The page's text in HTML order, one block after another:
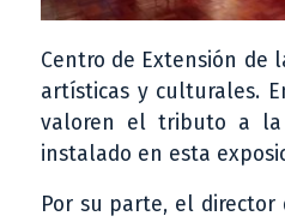
Centro de Extensión de
artísticas y culturales.
valoren el tributo a la
instalado en esta
Por su parte, el director